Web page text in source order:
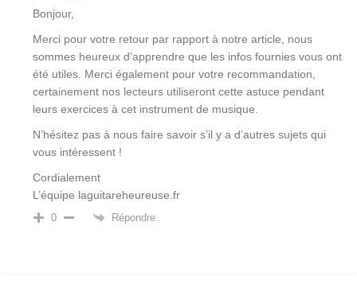
Bonjour,
Merci pour votre retour par rapport à notre article, nous
sommes heureux d’apprendre que les infos fournies vous ont
été utiles. Merci également pour votre recommandation,
certainement nos lecteurs utiliseront cette astuce pendant
leurs exercices à cet instrument de musique.
N’hésitez pas à nous faire savoir s’il y a d’autres sujets qui
vous intéressent !
Cordialement
L’équipe laguitareheureuse.fr
0 Répondre